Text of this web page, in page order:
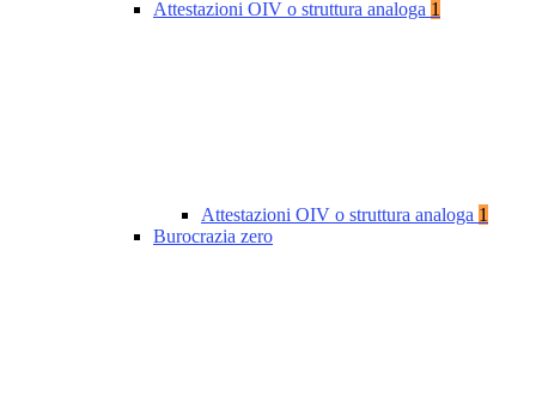
Attestazioni OIV o struttura analoga 1
Attestazioni OIV o struttura analoga 1
Burocrazia zero